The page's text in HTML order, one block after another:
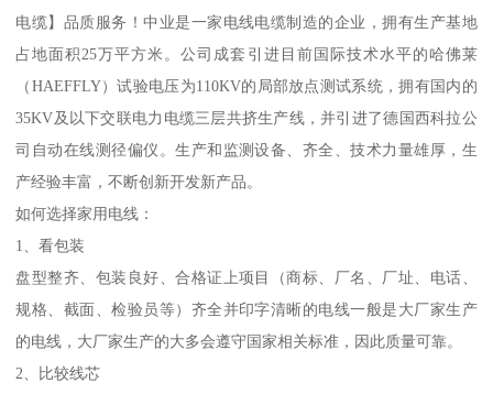
电缆】品质服务！中业是一家电线电缆制造的企业，拥有生产基地
占地面积25万平方米。公司成套引进目前国际技术水平的哈佛莱
（HAEFFLY）试验电压为110KV的局部放点测试系统，拥有国内的
35KV及以下交联电力电缆三层共挤生产线，并引进了德国西科拉公
司自动在线测径偏仪。生产和监测设备、齐全、技术力量雄厚，生
产经验丰富，不断创新开发新产品。
如何选择家用电线：
1、看包装
盘型整齐、包装良好、合格证上项目（商标、厂名、厂址、电话、
规格、截面、检验员等）齐全并印字清晰的电线一般是大厂家生产
的电线，大厂家生产的大多会遵守国家相关标准，因此质量可靠。
2、比较线芯